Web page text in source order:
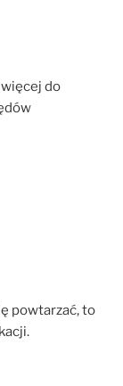
do
powtarzać, to